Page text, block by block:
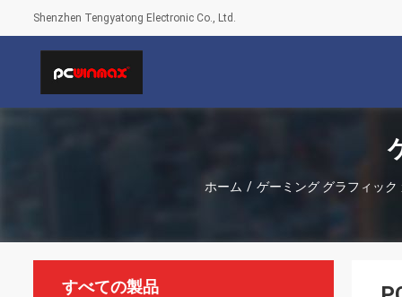
Shenzhen Tengyatong Electronic Co., Ltd.
ホーム / ゲーミング グラフィック
すべての製品